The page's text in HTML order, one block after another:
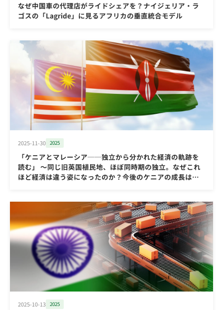
なぜ中国車の代理店がライドシェアを？ナイジェリア・ラ
ゴスの「Lagride」に見るアフリカの垂直統合モデル
2025-11-30 2025
「ケニアとマレーシア──独立から分かれた経済の軌跡を
読む」 ～同じ旧英国植民地、ほぼ同時期の独立。なぜこれ
ほど経済は違う姿になったのか？今後のケニアの成長は？
2025-10-13 2025